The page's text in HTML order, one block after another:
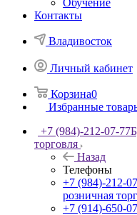
Обучение
Контакты
Владивосток
Личный кабинет
Корзина0
Избранные
+7 (984)-212-07-77
торговля
Назад
Телефоны
+7 (984)-212-
розничная
+7 (914)-650-